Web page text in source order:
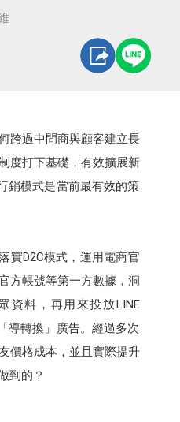
跨過中間商與顧客建立長
度打下基礎，有效擴展新
銷模式是當前最有效的策
實D2C模式，運用電商官
方帳號等第一方數據，洞
資料，再用來投放LINE
導轉換」廣告。經過多次
價格成本，並且實際提升
到的？